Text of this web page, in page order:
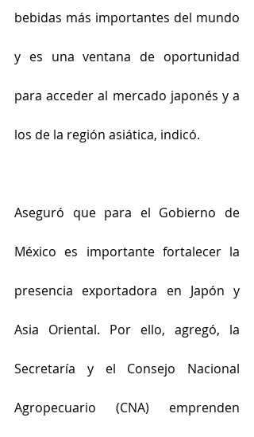
bebidas más importantes del mundo
y es una ventana de oportunidad
para acceder al mercado japonés y a
los de la región asiática, indicó.
Aseguró que para el Gobierno de
México es importante fortalecer la
presencia exportadora en Japón y
Asia Oriental. Por ello, agregó, la
Secretaría y el Consejo Nacional
Agropecuario (CNA) emprenden